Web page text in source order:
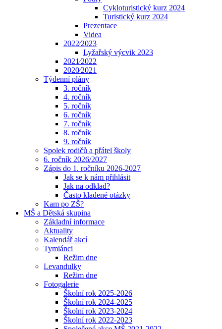
Cykloturistický kurz 2024
Turistický kurz 2024
Prezentace
Videa
2022⁄2023
Lyžařský výcvik 2023
2021⁄2022
2020⁄2021
Týdenní plány
3. ročník
4. ročník
5. ročník
6. ročník
7. ročník
8. ročník
9. ročník
Spolek rodičů a přátel školy
6. ročník 2026/2027
Zápis do 1. ročníku 2026-2027
Jak se k nám přihlásit
Jak na odklad?
Často kladené otázky
Kam po ZŠ?
MŠ a Dětská skupina
Základní informace
Aktuality
Kalendář akcí
Tymiánci
Režim dne
Levandulky
Režim dne
Fotogalerie
Školní rok 2025-2026
Školní rok 2024-2025
Školní rok 2023-2024
Školní rok 2022-2023